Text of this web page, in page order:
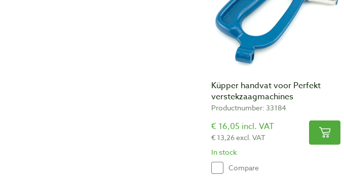
Küpper handvat voor Perfekt
verstekzaagmachines
Productnumber: 33184
€ 16,05 incl. VAT
€ 13,26 excl. VAT
In stock
Compare